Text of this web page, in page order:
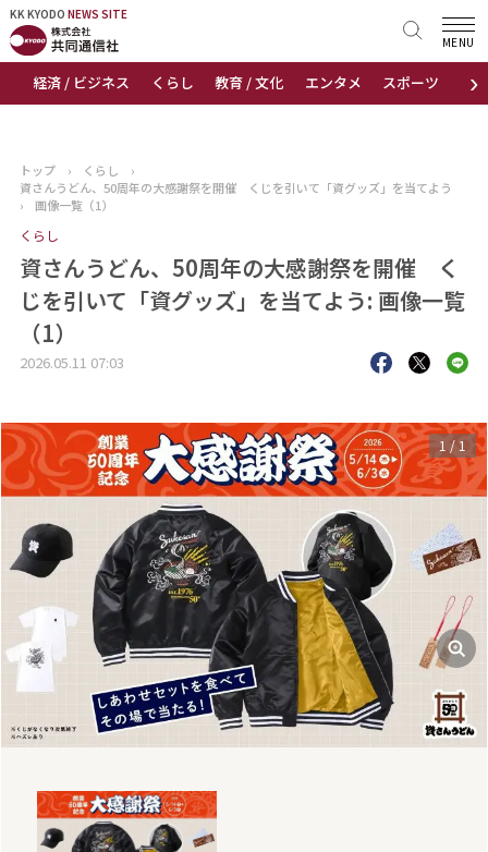
KK KYODO NEWS SITE
›
経済 / ビジネス くらし 教育 / 文化 エンタメ スポーツ 地域
MENU
KK KYODONEWS SITE
トップページ
ニュース
おすすめコンテンツ
出版物
会社概要
トップ › くらし
›
資さんうどん、50周年の大感謝祭を開催 くじを引いて「資グッズ」を当てよう
›
画像一覧（1）
くらし
資さんうどん、50周年の大感謝祭を開催 く
じを引いて「資グッズ」を当てよう: 画像一覧
（1）
2026.05.11 07:03
1 / 1